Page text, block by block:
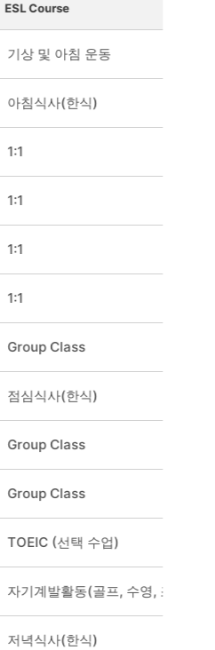
ESL Course
기상 및 아침 운동
아침식사(한식)
1:1
1:1
1:1
1:1
Group Class
점심식사(한식)
Group Class
Group Class
TOEIC (선택 수업)
자기계발활동(골프, 수영, 조깅 등)
저녁식사(한식)